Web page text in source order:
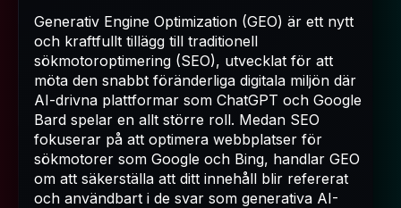
Generativ Engine Optimization (GEO) är ett nytt
och kraftfullt tillägg till traditionell
sökmotoroptimering (SEO), utvecklat för att
möta den snabbt föränderliga digitala miljön där
AI-drivna plattformar som ChatGPT och Google
Bard spelar en allt större roll. Medan SEO
fokuserar på att optimera webbplatser för
sökmotorer som Google och Bing, handlar GEO
om att säkerställa att ditt innehåll blir refererat
och användbart i de svar som generativa AI-